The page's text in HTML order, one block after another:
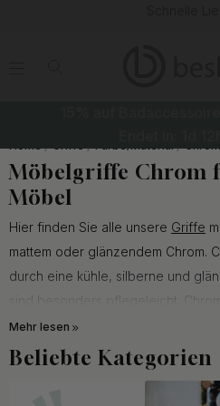
Home Griffe Farbe/Material Chrom
Möbelgriffe Chrom
Möbel
Hier finden Sie alle unsere Griffe
mattem oder glänzendem Chrom.
durch eine kühle, silberne und
sind besonders pflegeleicht.
hervorragend mit Küchengeräten
zu modernen Küchen.
In unserem breiten Sortiment
Mehr lesen
Beliebte Kategorien